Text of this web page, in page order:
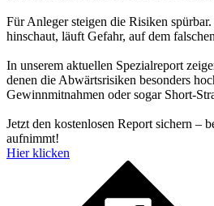
Für Anleger steigen die Risiken
hinschaut, läuft Gefahr, auf dem
In unserem aktuellen Spezialreport
denen die Abwärtsrisiken besonders
Gewinnmitnahmen oder sogar Short-
Jetzt den kostenlosen Report sichern –
aufnimmt!
Hier klicken